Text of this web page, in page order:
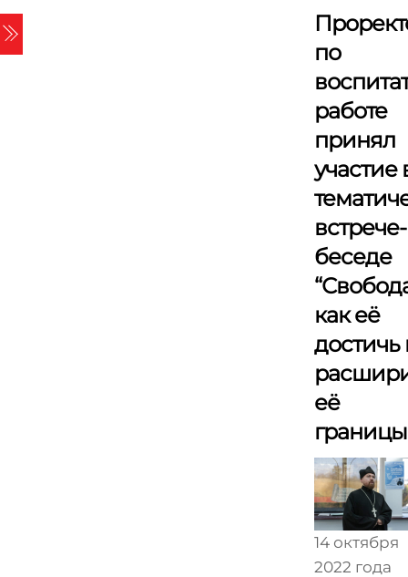
Skip
to
content
по
работе
принял
участие
встрече-
беседе
как её
достичь
её
14 октября
2022 года